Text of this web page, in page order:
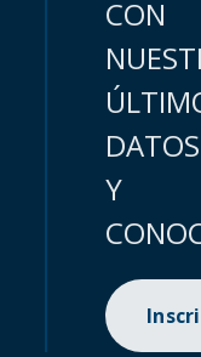
CON
DATOS
Y